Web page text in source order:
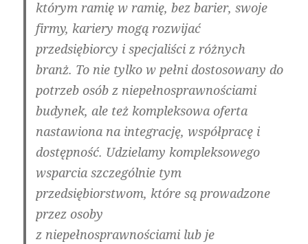
którym ramię w ramię, bez barier, swoje
firmy, kariery mogą rozwijać
przedsiębiorcy i specjaliści z różnych
branż. To nie tylko w pełni dostosowany do
potrzeb osób z niepełnosprawnościami
budynek, ale też kompleksowa oferta
nastawiona na integrację, współpracę i
dostępność. Udzielamy kompleksowego
wsparcia szczególnie tym
przedsiębiorstwom, które są prowadzone
przez osoby
z niepełnosprawnościami lub je